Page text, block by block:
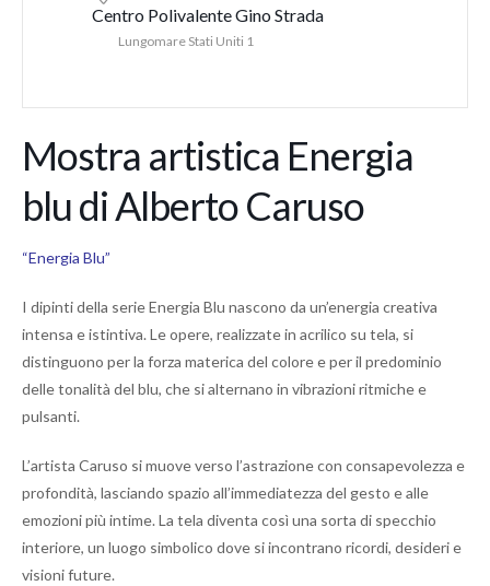
Centro Polivalente Gino Strada
Lungomare Stati Uniti 1
Mostra artistica Energia
blu di Alberto Caruso
“Energia Blu”
I dipinti della serie Energia Blu nascono da un’energia creativa
intensa e istintiva. Le opere, realizzate in acrilico su tela, si
distinguono per la forza materica del colore e per il predominio
delle tonalità del blu, che si alternano in vibrazioni ritmiche e
pulsanti.
L’artista Caruso si muove verso l’astrazione con consapevolezza e
profondità, lasciando spazio all’immediatezza del gesto e alle
emozioni più intime. La tela diventa così una sorta di specchio
interiore, un luogo simbolico dove si incontrano ricordi, desideri e
visioni future.